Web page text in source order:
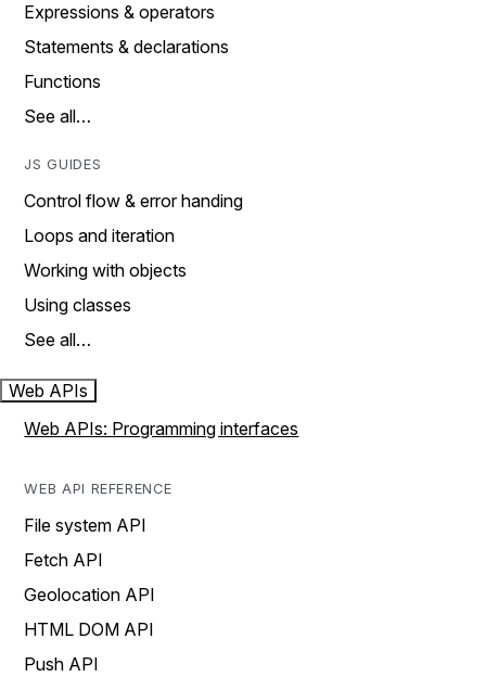
Expressions & operators
Statements & declarations
Functions
See all…
JS GUIDES
Control flow & error handing
Loops and iteration
Working with objects
Using classes
See all…
Web APIs
Web APIs: Programming interfaces
WEB API REFERENCE
File system API
Fetch API
Geolocation API
HTML DOM API
Push API